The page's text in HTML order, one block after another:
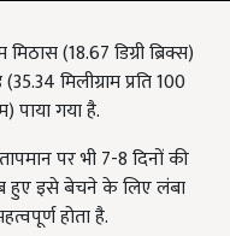
(18.67 डिग्री ब्रिक्स)
मिलीग्राम प्रति 100
पाया गया है.
पर भी 7-8 दिनों की
हुए इसे बेचने के लिए लंबा
होता है.